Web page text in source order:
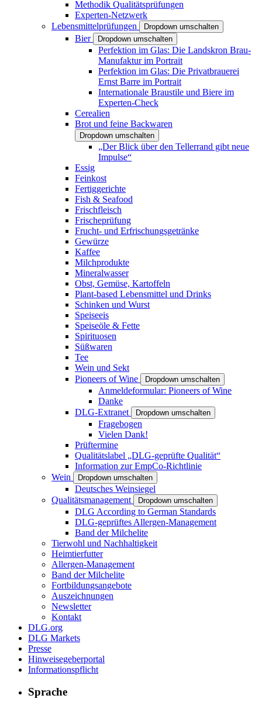
Methodik Qualitätsprüfungen
Experten-Netzwerk
Lebensmittelprüfungen
Dropdown umschalten
Bier Dropdown umschalten
Perfektion im Glas: Die Landskron Brau-
Manufaktur im Portrait
Perfektion im Glas: Die Privatbrauerei
Ernst Barre im Portrait
Internationale Braustile und Biere im
Experten-Check
Cerealien
Brot und feine Backwaren
Dropdown umschalten
„Der Blick über den Tellerrand gibt neue
Impulse“
Essig
Feinkost
Fertiggerichte
Fish & Seafood
Frischfleisch
Frischeprüfung
Frucht- und Erfrischungsgetränke
Gewürze
Kaffee
Milchprodukte
Mineralwasser
Obst, Gemüse, Kartoffeln
Plant-based Lebensmittel und Drinks
Schinken und Wurst
Speiseeis
Speiseöle & Fette
Spirituosen
Süßwaren
Tee
Wein und Sekt
Pioneers of Wine
Dropdown umschalten
Anmeldeformular: Pioneers of Wine
Danke
DLG-Extranet
Dropdown umschalten
Fragebogen
Vielen Dank!
Prüftermine
Qualitätslabel „DLG-geprüfte Qualität“
Information zur EmpCo-Richtlinie
Wein
Dropdown umschalten
Deutsches Weinsiegel
Qualitätsmanagement
Dropdown umschalten
DLG According to German Standards
DLG-geprüftes Allergen-Management
Band der Milchelite
Tierwohl und Nachhaltigkeit
Heimtierfutter
Allergen-Management
Band der Milchelite
Fortbildungsangebote
Auszeichnungen
Newsletter
Kontakt
DLG.org
DLG Markets
Presse
Hinweisegeberportal
Informationspflicht
Sprache